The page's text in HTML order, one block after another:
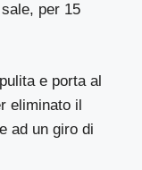
per 15
e porta al
eliminato il
ad un giro di